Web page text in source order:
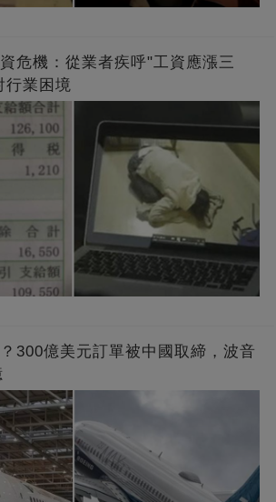
危機：從業者疾呼"工資應漲三
行業困境
300億美元訂單被中國取締，波音